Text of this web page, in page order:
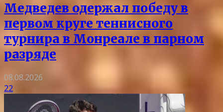
Медведев одержал победу в
первом круге теннисного
турнира в Монреале в парном
разряде
08.08.2026
22